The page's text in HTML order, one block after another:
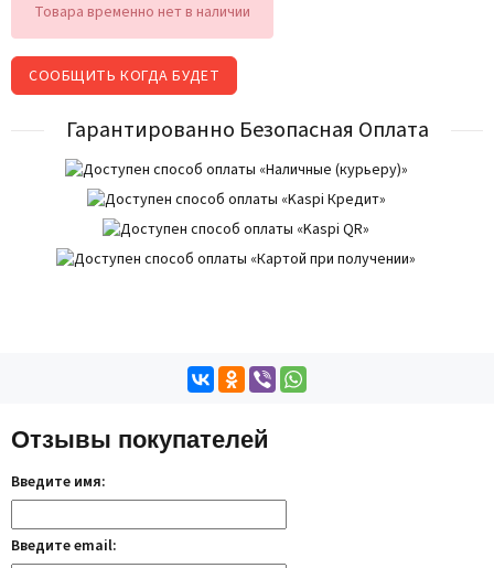
Товара временно нет в наличии
СООБЩИТЬ КОГДА БУДЕТ
Гарантированно Безопасная Оплата
Отзывы покупателей
Введите имя:
Введите email: